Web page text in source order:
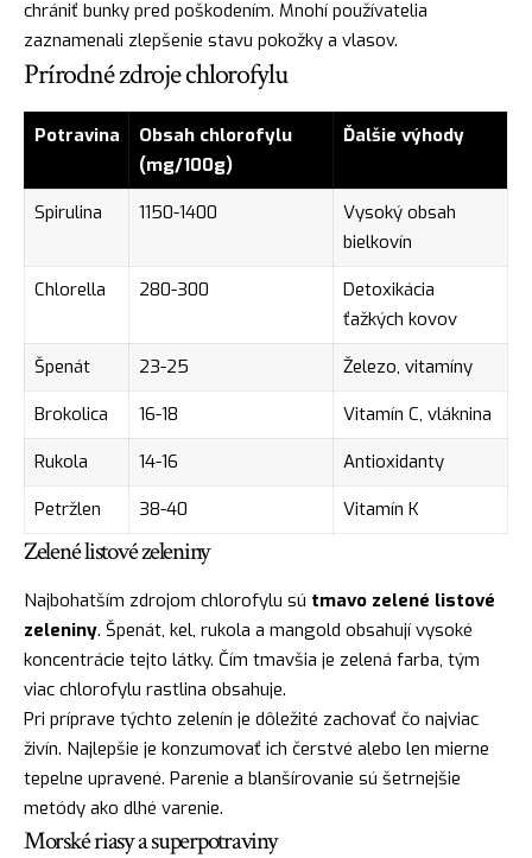
chrániť bunky pred poškodením. Mnohí používatelia
zaznamenali zlepšenie stavu pokožky a vlasov.
Prírodné zdroje chlorofylu
Potravina
Obsah chlorofylu
(mg/100g)
Ďalšie výhody
Spirulina 1150-1400
Vysoký obsah
bielkovín
Chlorella
280-300
Detoxikácia
ťažkých kovov
Špenát
23-25
Železo, vitamíny
Brokolica
16-18
Vitamín C, vláknina
Rukola
14-16
Antioxidanty
Petržlen
38-40 Vitamín K
Zelené listové zeleniny
Najbohatším zdrojom chlorofylu sú tmavo zelené listové
zeleniny. Špenát, kel, rukola a mangold obsahují vysoké
koncentrácie tejto látky. Čím tmavšia je zelená farba, tým
viac chlorofylu rastlina obsahuje.
Pri príprave týchto zelenín je dôležité zachovať čo najviac
živín. Najlepšie je konzumovať ich čerstvé alebo len mierne
tepelne upravené. Parenie a blanšírovanie sú šetrnejšie
metódy ako dlhé varenie.
Morské riasy a superpotraviny